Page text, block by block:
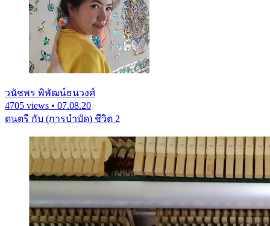
วนัชพร พิพัฒน์ธนวงศ์
4705 views • 07.08.20
ดนตรี กับ (การบำบัด) ชีวิต 2